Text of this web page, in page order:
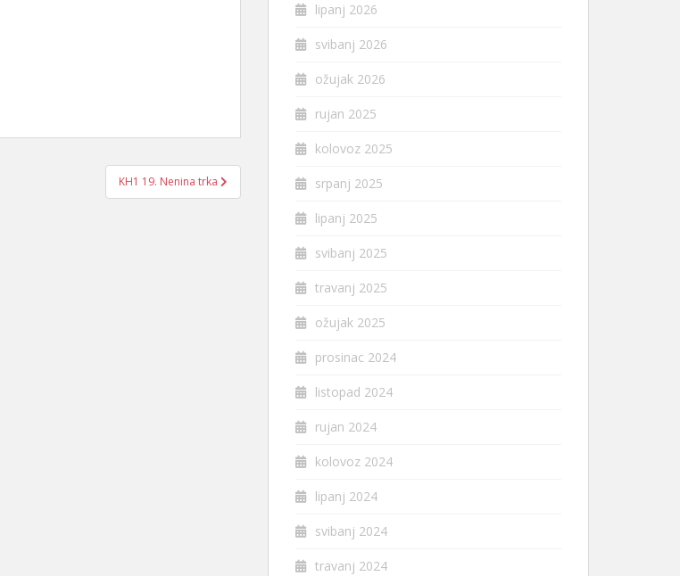
KH1 19. Nenina trka
lipanj 2026
svibanj 2026
ožujak 2026
rujan 2025
kolovoz 2025
srpanj 2025
lipanj 2025
svibanj 2025
travanj 2025
ožujak 2025
prosinac 2024
listopad 2024
rujan 2024
kolovoz 2024
lipanj 2024
svibanj 2024
travanj 2024